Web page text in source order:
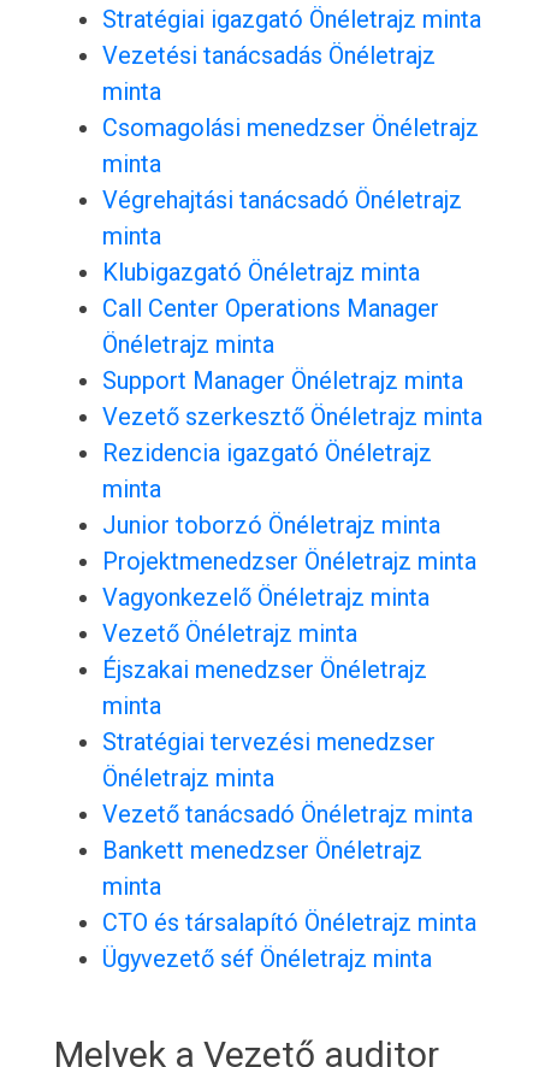
Stratégiai igazgató Önéletrajz minta
Vezetési tanácsadás Önéletrajz
minta
Csomagolási menedzser Önéletrajz
minta
Végrehajtási tanácsadó Önéletrajz
minta
Klubigazgató Önéletrajz minta
Call Center Operations Manager
Önéletrajz minta
Support Manager Önéletrajz minta
Vezető szerkesztő Önéletrajz minta
Rezidencia igazgató Önéletrajz
minta
Junior toborzó Önéletrajz minta
Projektmenedzser Önéletrajz minta
Vagyonkezelő Önéletrajz minta
Vezető Önéletrajz minta
Éjszakai menedzser Önéletrajz
minta
Stratégiai tervezési menedzser
Önéletrajz minta
Vezető tanácsadó Önéletrajz minta
Bankett menedzser Önéletrajz
minta
CTO és társalapító Önéletrajz minta
Ügyvezető séf Önéletrajz minta
Melyek a Vezető auditor